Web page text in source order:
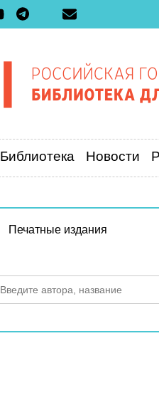
Библиотека Новости
Печатные издания